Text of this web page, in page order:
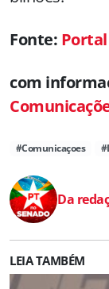
Fonte:
com
#Comunicaçoes
Da
LEIA TAMBÉM